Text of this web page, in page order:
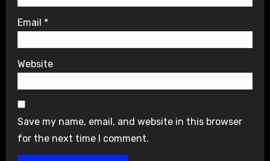
Email *
Website
Save my name, email, and website in this browser
for the next time I comment.